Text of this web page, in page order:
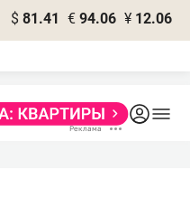
$ 81.41 € 94.06 ¥ 12.06